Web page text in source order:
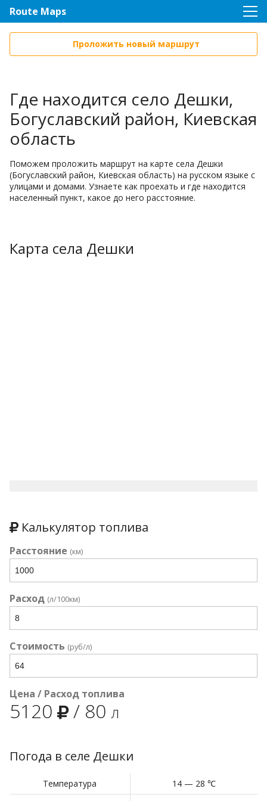
Route Maps
Проложить новый маршрут
Где находится село Дешки,
Богуславский район, Киевская
область
Поможем проложить маршрут на карте села Дешки
(Богуславский район, Киевская область) на русском языке с
улицами и домами. Узнаете как проехать и где находится
населенный пункт, какое до него расстояние.
Карта села Дешки
Калькулятор топлива
Расстояние (км)
Расход (л/100км)
Стоимость (руб/л)
Цена / Расход топлива
5120 / 80 л
Погода в селе Дешки
Температура
14 — 28 ℃